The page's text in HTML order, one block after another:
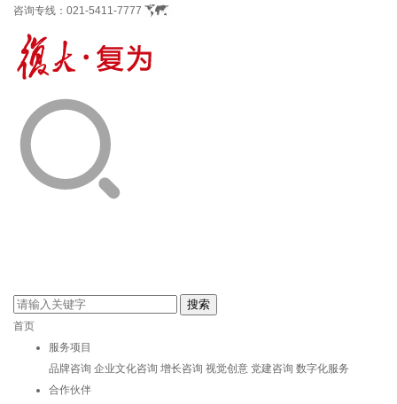
咨询专线： 021-5411-7777
首页
服务项目
品牌咨询 企业文化咨询 增长咨询 视觉创意 党建咨询 数字化服务
合作伙伴